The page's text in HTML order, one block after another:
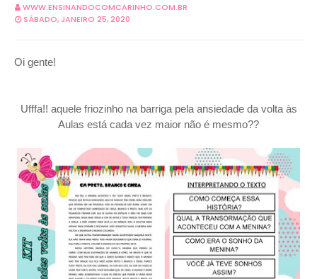
WWW.ENSINANDOCOMCARINHO.COM.BR
SÁBADO, JANEIRO 25, 2020
Oi gente!
Ufffa!! aquele friozinho na barriga pela ansiedade da volta às
Aulas está cada vez maior não é mesmo??